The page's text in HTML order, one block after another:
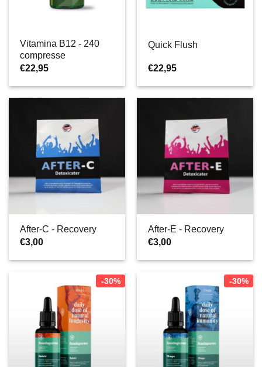
Vitamina B12 - 240
compresse
€22,95
Quick Flush
€22,95
After-C - Recovery
€3,00
After-E - Recovery
€3,00
-30% -30%